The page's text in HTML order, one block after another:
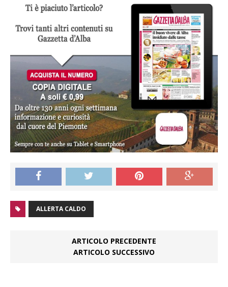
ALLERTA CALDO
ARTICOLO PRECEDENTE
ARTICOLO SUCCESSIVO